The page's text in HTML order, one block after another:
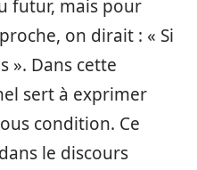
futur, mais pour
on dirait : « Si
». Dans cette
sert à exprimer
condition. Ce
le discours